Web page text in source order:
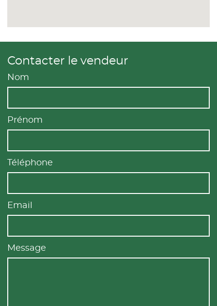
Contacter le vendeur
Nom
Prénom
Téléphone
Email
Message